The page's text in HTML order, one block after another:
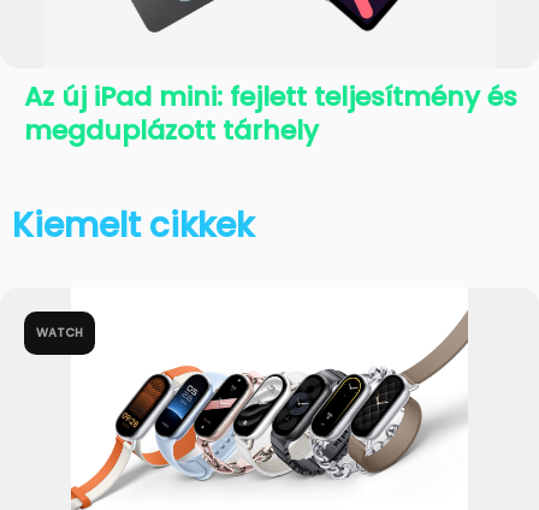
Az új iPad mini: fejlett teljesítmény és
megduplázott tárhely
Kiemelt cikkek
WATCH